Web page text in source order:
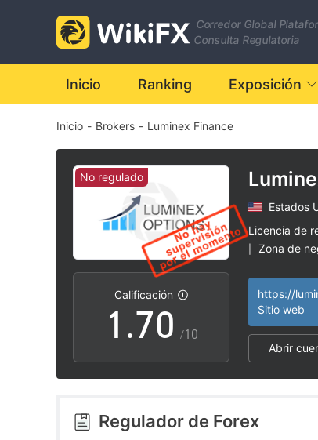
Corredor Global
Consulta Regulatoria
Inicio Ranking Exposición
Inicio - Brokers - Luminex Finance
No regulado
Calificación
0
1
2
3
.
1
2
3
4
5
6
7
8
9
0
1
2
/10
Estados
Licencia de
Zona de
https://
Sitio web
Abrir
Regulador de Forex